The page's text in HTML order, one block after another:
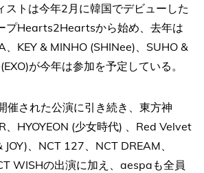
ストは今年2月に韓国でデビューした
プHearts2Heartsから始め、去年は
、KEY & MINHO (SHINee)、SUHO &
が今年は参加を予定している。
催された公演に引き続き、東方神
、HYOYEON (少女時代) 、Red Velvet
JOY)、NCT 127、NCT DREAM、
WISHの出演に加え、aespaも全員